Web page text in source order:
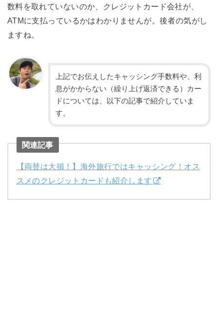
数料を取れていないのか、クレジットカード会社が、
ATMに支払っているかはわかりませんが。後者の気がし
ますね。
上記でお伝えしたキャッシング手数料や、利
息がかからない（繰り上げ返済できる）カー
ドについては、以下の記事で紹介していま
す。
関連記事
【両替は大損！】海外旅行ではキャッシング！オス
スメのクレジットカードも紹介します